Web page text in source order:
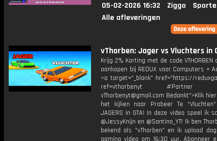
05-02-2026 16:32 Ziggo
Alle afleveringen
vThorben: Jager vs Vluchters in
Krijg 2% Korting met de code VTHORBEN
aankopen bij REDUX voor Computers +
<a target="_blank" href="https://
ref=vthorbenyt #Partner
vThorbenyt@gmail.com Bedankt">Klik
het kijken naar Probeer Te
JAGERS in GTA! In deze video speel ik
@JessyKnijn en @Santino_YT! Ik ben
bekend als "vThorben" en ik upload
gaming video om 16:30 uur. Abonneer